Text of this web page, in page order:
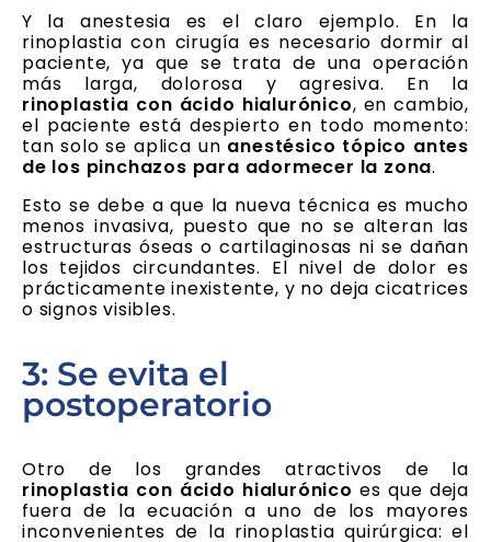
Y la anestesia es el claro ejemplo. En la
rinoplastia con cirugía es necesario dormir al
paciente, ya que se trata de una operación
más larga, dolorosa y agresiva. En la
rinoplastia con ácido hialurónico, en cambio,
el paciente está despierto en todo momento:
tan solo se aplica un anestésico tópico antes
de los pinchazos para adormecer la zona.
Esto se debe a que la nueva técnica es mucho
menos invasiva, puesto que no se alteran las
estructuras óseas o cartilaginosas ni se dañan
los tejidos circundantes. El nivel de dolor es
prácticamente inexistente, y no deja cicatrices
o signos visibles.
3: Se evita el
postoperatorio
Otro de los grandes atractivos de la
rinoplastia con ácido hialurónico es que deja
fuera de la ecuación a uno de los mayores
inconvenientes de la rinoplastia quirúrgica: el